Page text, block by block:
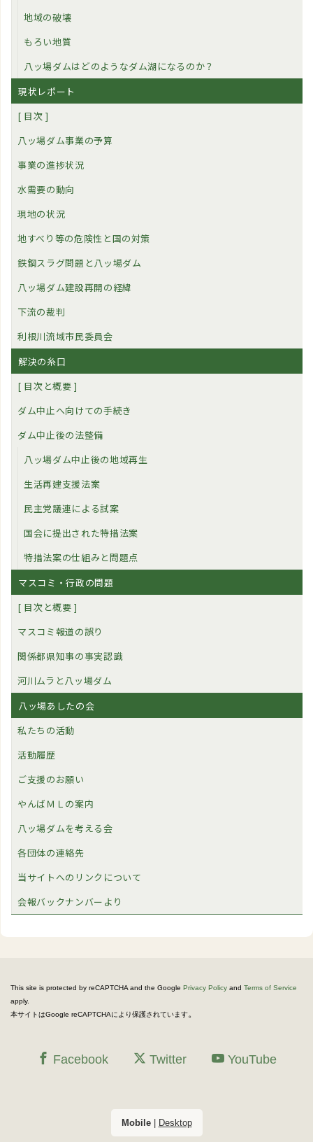
地域の破壊
もろい地質
八ッ場ダムはどのようなダム湖になるのか？
現状レポート
[ 目次 ]
八ッ場ダム事業の予算
事業の進捗状況
水需要の動向
現地の状況
地すべり等の危険性と国の対策
鉄鋼スラグ問題と八ッ場ダム
八ッ場ダム建設再開の経緯
下流の裁判
利根川流域市民委員会
解決の糸口
[ 目次と概要 ]
ダム中止へ向けての手続き
ダム中止後の法整備
八ッ場ダム中止後の地域再生
生活再建支援法案
民主党議連による試案
国会に提出された特措法案
特措法案の仕組みと問題点
マスコミ・行政の問題
[ 目次と概要 ]
マスコミ報道の誤り
関係都県知事の事実認識
河川ムラと八ッ場ダム
八ッ場あしたの会
私たちの活動
活動履歴
ご支援のお願い
やんばＭＬの案内
八ッ場ダムを考える会
各団体の連絡先
当サイトへのリンクについて
会報バックナンバーより
This site is protected by reCAPTCHA and the Google Privacy Policy and Terms of Service
apply.
本サイトはGoogle reCAPTCHAにより保護されています。
Facebook Twitter YouTube
Mobile| Desktop